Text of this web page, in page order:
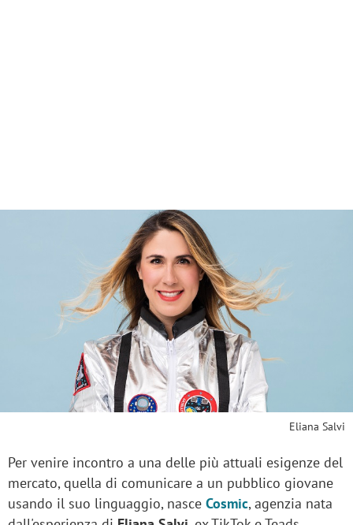
Eliana Salvi
Per venire incontro a una delle più attuali esigenze del
mercato, quella di comunicare a un pubblico giovane
usando il suo linguaggio, nasce Cosmic, agenzia nata